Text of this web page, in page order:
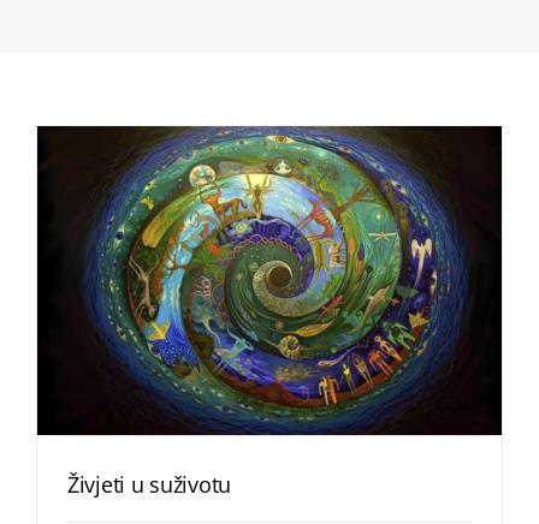
Živjeti u suživotu